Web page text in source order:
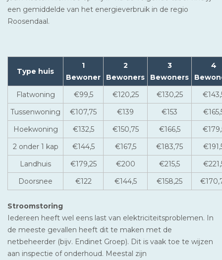
een gemiddelde van het energieverbruik in de regio
Roosendaal.
Type huis
1
Bewoner
2
Bewoners
3
Bewoners
4
Flatwoning
€99,5 €120,25 €130,25
Tussenwoning
€107,75 €139 €153
Hoekwoning
€132,5 €150,75 €166,5
2 onder 1 kap
€144,5 €167,5 €183,75
Landhuis
€179,25 €200 €215,5
Doorsnee
€122 €144,5 €158,25
Stroomstoring
Iedereen heeft wel eens last van elektriciteitsproblemen. In
de meeste gevallen heeft dit te maken met de
netbeheerder (bijv. Endinet Groep). Dit is vaak toe te wijzen
aan inspectie of onderhoud. Meestal zijn